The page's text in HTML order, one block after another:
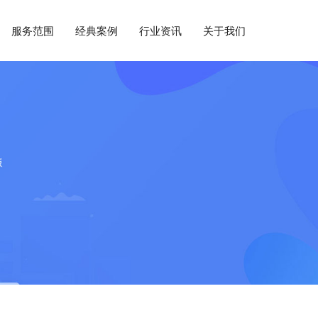
服务范围 经典案例 行业资讯 关于我们